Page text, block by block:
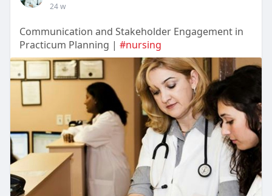
24 w
Communication and Stakeholder Engagement in
Practicum Planning | #nursing